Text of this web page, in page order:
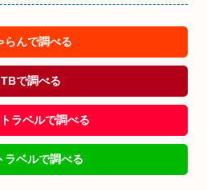
らんで調べる
で調べる
ラベルで調べる
ラベルで調べる